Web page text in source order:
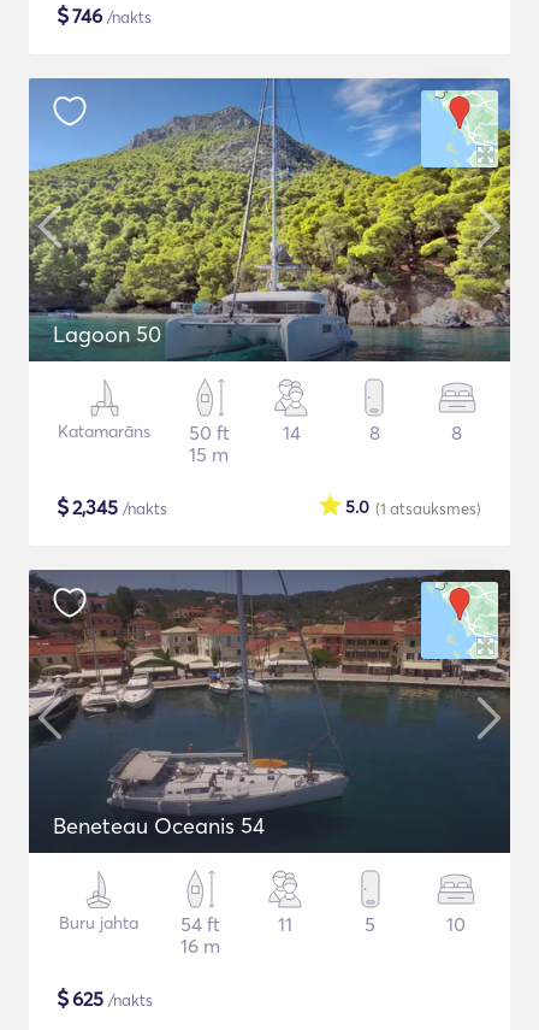
$746 /nakts
Lagoon 50
Katamarāns
50 ft
15 m
14 8 8
$2,345 /nakts (1 atsauksmes)
5.0
Beneteau Oceanis 54
Buru jahta
54 ft
16 m
11 5 10
$625 /nakts